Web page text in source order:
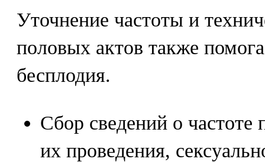
Уточнение частоты и
половых актов также
бесплодия.
Сбор сведений о частоте
их проведения,